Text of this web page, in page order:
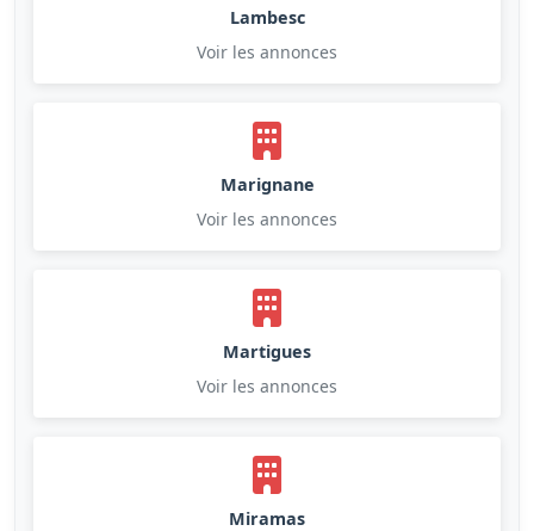
Lambesc
Voir les annonces
Marignane
Voir les annonces
Martigues
Voir les annonces
Miramas